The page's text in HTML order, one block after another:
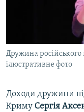
ВІДЕОУРОКИ «ELIFBE»
СВІДЧЕННЯ ОКУПАЦІЇ
УКРАЇНСЬКА
ІНФОГРАФІКА
ДОЛУЧАЙСЯ!
Усі сайти RFE/RL
Дружина
ілюстративне фото
Доходи дружини
Криму Сергія